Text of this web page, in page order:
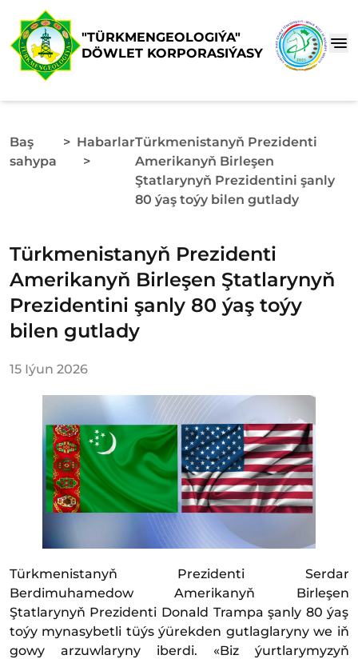
"TÜRKMENGEOLOGIÝA"
DÖWLET KORPORASIÝASY
Baş
sahypa
> Habarlar
>
Türkmenistanyň Prezidenti
Amerikanyň Birleşen
Ştatlarynyň Prezidentini şanly
80 ýaş toýy bilen gutlady
Türkmenistanyň Prezidenti
Amerikanyň Birleşen Ştatlarynyň
Prezidentini şanly 80 ýaş toýy
bilen gutlady
15 Iýun 2026
Türkmenistanyň Prezidenti Serdar
Berdimuhamedow Amerikanyň Birleşen
Ştatlarynyň Prezidenti Donald Trampa şanly 80 ýaş
toýy mynasybetli tüýs ýürekden gutlaglaryny we iň
gowy arzuwlaryny iberdi. «Biz ýurtlarymyzyň